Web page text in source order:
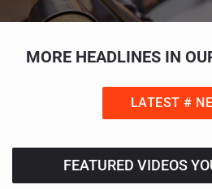
MORE HEADLINES IN
LATEST #
FEATURED VIDEOS